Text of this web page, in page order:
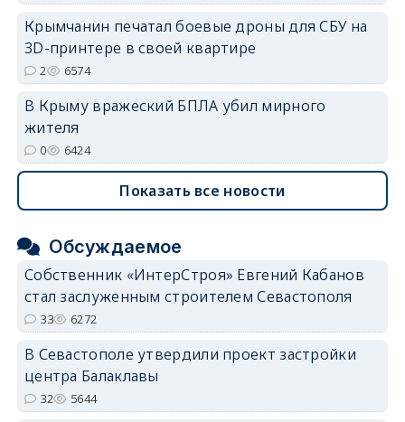
Крымчанин печатал боевые дроны для СБУ на
3D-принтере в своей квартире
2 6574
В Крыму вражеский БПЛА убил мирного
жителя
0 6424
Показать все новости
Обсуждаемое
Собственник «ИнтерСтроя» Евгений Кабанов
стал заслуженным строителем Севастополя
33 6272
В Севастополе утвердили проект застройки
центра Балаклавы
32 5644